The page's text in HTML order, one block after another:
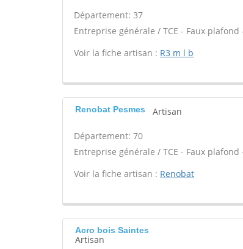
Département: 37
Entreprise générale / TCE - Faux plafond
Voir la fiche artisan : R3 m l b
Renobat Pesmes Artisan
Département: 70
Entreprise générale / TCE - Faux plafond
Voir la fiche artisan : Renobat
Acro bois Saintes
Artisan